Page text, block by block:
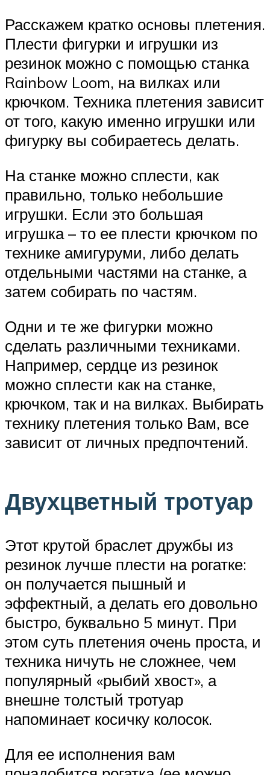
Расскажем кратко основы плетения.
Плести фигурки и игрушки из
резинок можно с помощью станка
Rainbow Loom, на вилках или
крючком. Техника плетения зависит
от того, какую именно игрушки или
фигурку вы собираетесь делать.
На станке можно сплести, как
правильно, только небольшие
игрушки. Если это большая
игрушка – то ее плести крючком по
технике амигуруми, либо делать
отдельными частями на станке, а
затем собирать по частям.
Одни и те же фигурки можно
сделать различными техниками.
Например, сердце из резинок
можно сплести как на станке,
крючком, так и на вилках. Выбирать
технику плетения только Вам, все
зависит от личных предпочтений.
Двухцветный тротуар
Этот крутой браслет дружбы из
резинок лучше плести на рогатке:
он получается пышный и
эффектный, а делать его довольно
быстро, буквально 5 минут. При
этом суть плетения очень проста, и
техника ничуть не сложнее, чем
популярный «рыбий хвост», а
внешне толстый тротуар
напоминает косичку колосок.
Для ее исполнения вам